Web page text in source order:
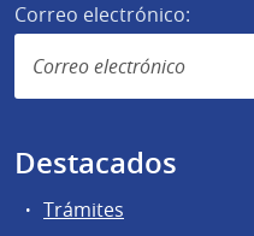
Correo electrónico:
Destacados
Trámites